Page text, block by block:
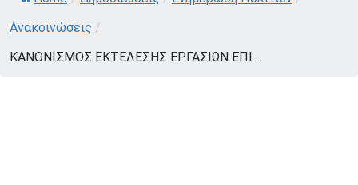
Ανακοινώσεις /
ΚΑΝΟΝΙΣΜΟΣ ΕΚΤΕΛΕΣΗΣ ΕΡΓΑΣΙΩΝ ΕΠΙ...